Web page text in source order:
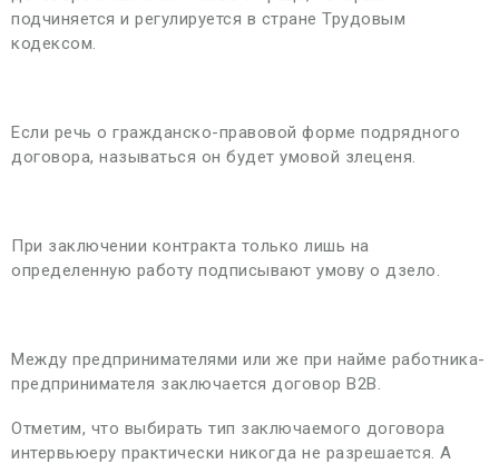
подчиняется и регулируется в стране Трудовым
кодексом.
Если речь о гражданско-правовой форме подрядного
договора, называться он будет умовой злеценя.
При заключении контракта только лишь на
определенную работу подписывают умову о дзело.
Между предпринимателями или же при найме работника-
предпринимателя заключается договор B2B.
Отметим, что выбирать тип заключаемого договора
интервьюеру практически никогда не разрешается. А